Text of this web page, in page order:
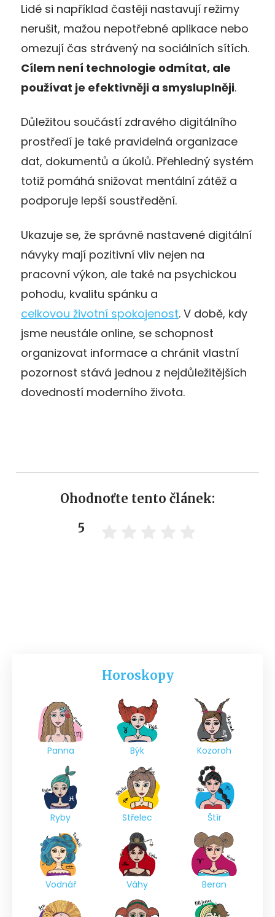
Lidé si například častěji nastavují režimy
nerušit, mažou nepotřebné aplikace nebo
omezují čas strávený na sociálních sítích.
Cílem není technologie odmítat, ale
používat je efektivněji a smysluplněji.
Důležitou součástí zdravého digitálního
prostředí je také pravidelná organizace
dat, dokumentů a úkolů. Přehledný systém
totiž pomáhá snižovat mentální zátěž a
podporuje lepší soustředění.
Ukazuje se, že správně nastavené digitální
návyky mají pozitivní vliv nejen na
pracovní výkon, ale také na psychickou
pohodu, kvalitu spánku a
celkovou životní spokojenost. V době, kdy
jsme neustále online, se schopnost
organizovat informace a chránit vlastní
pozornost stává jednou z nejdůležitějších
dovedností moderního života.
Ohodnoťte tento článek:
5
Horoskopy
Panna Býk Kozoroh
Ryby Střelec Štír
Vodnář Váhy Beran